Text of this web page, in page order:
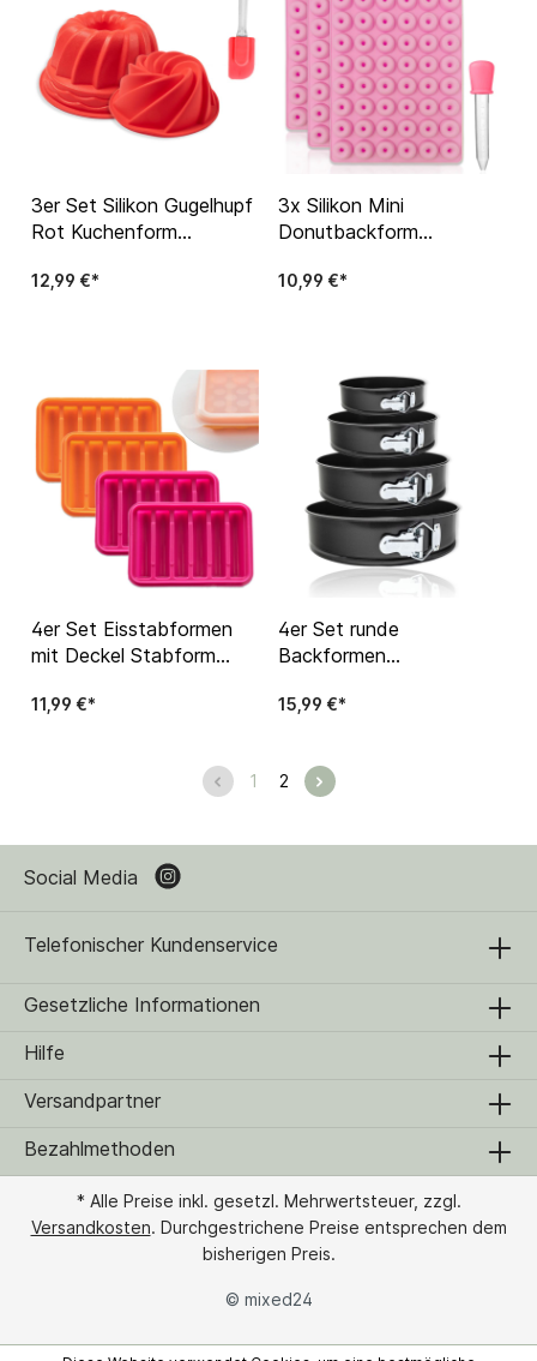
3er Set Silikon Gugelhupf
Rot Kuchenform
Brotform Kuchen
12,99 €*
3x Silikon Mini
Donutbackform
geeignet für
10,99 €*
4er Set Eisstabformen
mit Deckel Stabform
Eiswürfel Silikon
11,99 €*
4er Set runde
Backformen
cm, 26 cm, 28 cm
15,99 €*
1 2
Telefonischer Kundenservice
Social Media
Gesetzliche Informationen
Hilfe
Versandpartner
Bezahlmethoden
* Alle Preise inkl. gesetzl. Mehrwertsteuer, zzgl.
Versandkosten. Durchgestrichene Preise entsprechen dem
bisherigen Preis.
© mixed24